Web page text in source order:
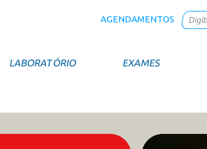
AGENDAMENTOS
LABORATÓRIO EXAMES